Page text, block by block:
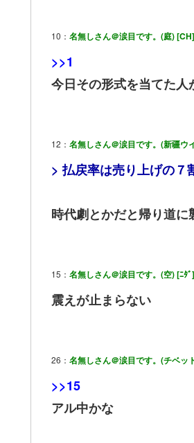
10： 名無しさん＠涙目です。(庭) [CH]
>>1
今日その形式を当てた人
12： 名無しさん＠涙目です。(新疆ウ
> 払戻率は売り上げの７
時代劇とかだと帰り道
15： 名無しさん＠涙目です。(空) [ﾆﾀﾞ]
震えが止まらない
26： 名無しさん＠涙目です。(チベッ
>>15
アル中かな